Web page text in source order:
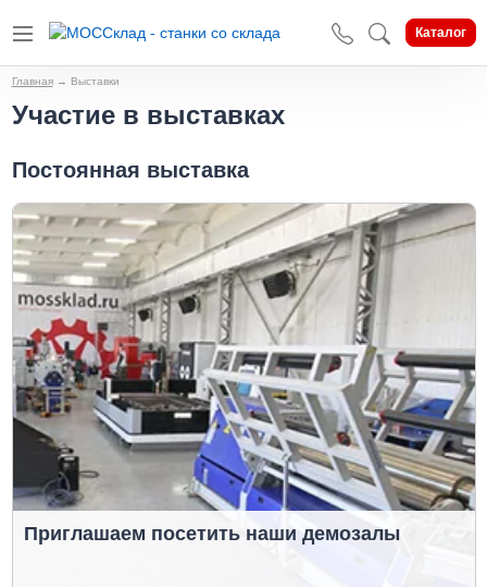
Каталог
Главная → Выставки
Участие в выставках
Постоянная выставка
Приглашаем посетить наши демозалы